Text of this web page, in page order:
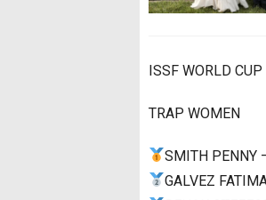
ISSF WORLD
TRAP WOMEN
SMITH PENNY
GALVEZ